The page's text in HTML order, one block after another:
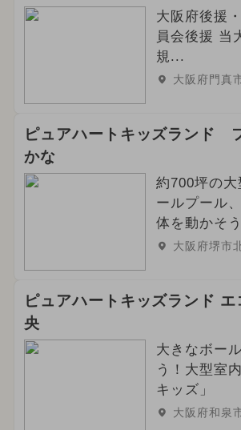
大阪府後援
員会後援 当
規...
大阪府門真
ピュアハートキッズランド
かな
約700坪の
ールプール
体を動かそう
大阪府堺市
ピュアハートキッズランド
央
大きなボー
う！大型室
キッズ」
大阪府和泉